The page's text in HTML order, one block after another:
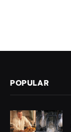
POPULAR